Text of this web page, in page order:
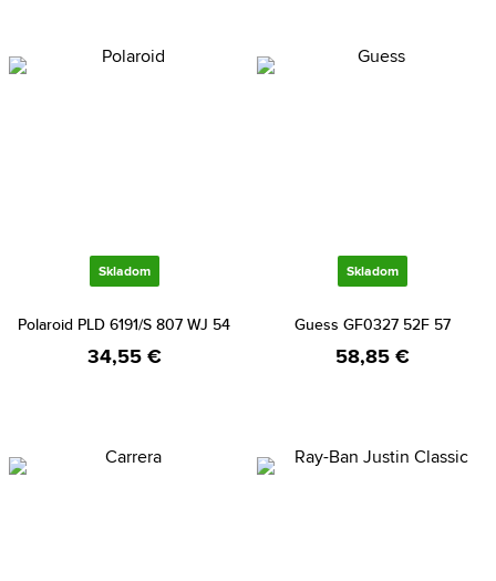
Skladom
Polaroid PLD 6191/S 807 WJ 54
34,55 €
Skladom
Guess GF0327 52F 57
58,85 €